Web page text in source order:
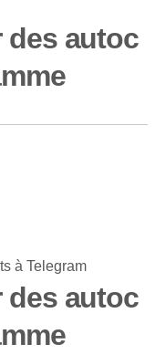
des autoc
des autoc